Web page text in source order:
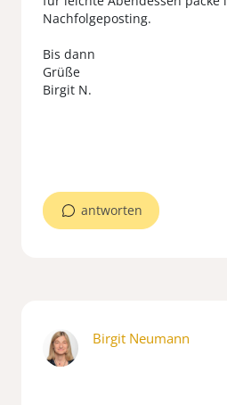
Nachfolgeposting.
Bis dann
Grüße
Birgit N.
antworten
Birgit Neumann